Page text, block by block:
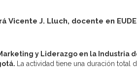
Vicente J. Lluch, docente en
y Liderazgo en la Industria
La actividad tiene una duración total